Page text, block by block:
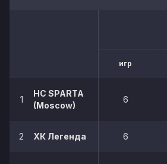
игр
1
HC SPARTA
(Moscow)
6
2 ХК Легенда 6